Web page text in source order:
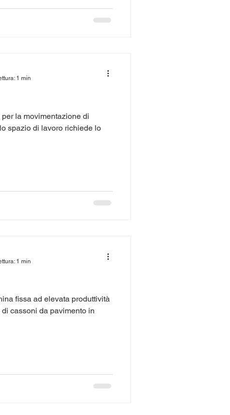
la movimentazione di
spazio di lavoro richiede lo
1 min
fissa ad elevata produttività
cassoni da pavimento in
1 min